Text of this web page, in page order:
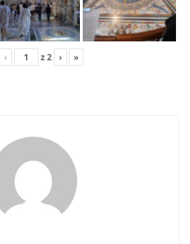
‹ z2 › »